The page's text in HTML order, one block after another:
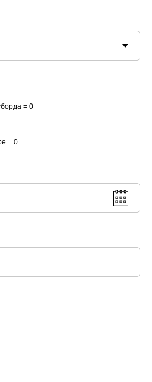
= 0
= 0
с использованием